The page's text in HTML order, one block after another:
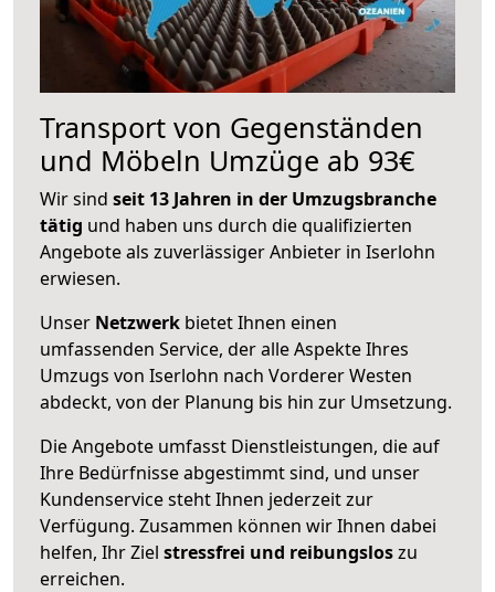
Transport von Gegenständen
und Möbeln Umzüge ab 93€
Wir sind seit 13 Jahren in der Umzugsbranche
tätig und haben uns durch die qualifizierten
Angebote als zuverlässiger Anbieter in Iserlohn
erwiesen.
Unser Netzwerk bietet Ihnen einen
umfassenden Service, der alle Aspekte Ihres
Umzugs von Iserlohn nach Vorderer Westen
abdeckt, von der Planung bis hin zur Umsetzung.
Die Angebote umfasst Dienstleistungen, die auf
Ihre Bedürfnisse abgestimmt sind, und unser
Kundenservice steht Ihnen jederzeit zur
Verfügung. Zusammen können wir Ihnen dabei
helfen, Ihr Ziel stressfrei und reibungsloszu
erreichen.